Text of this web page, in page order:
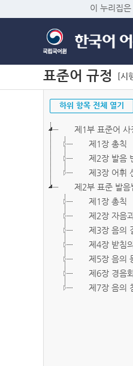
이 누리집
표준어 규정 [시
하위 항목 전체 열기
제1부 표준어 사
제1장 총칙
제2장 발음
제3장 어휘
제2부 표준 발음
제1장 총칙
제2장 자음
제3장 음의
제4장 받침
제5장 음의
제6장 경음
제7장 음의